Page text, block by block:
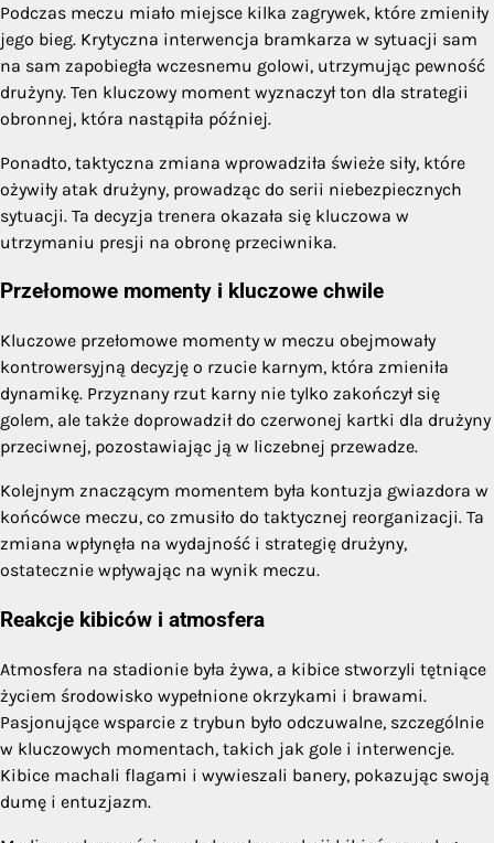
Podczas meczu miało miejsce kilka zagrywek, które zmieniły
jego bieg. Krytyczna interwencja bramkarza w sytuacji sam
na sam zapobiegła wczesnemu golowi, utrzymując pewność
drużyny. Ten kluczowy moment wyznaczył ton dla strategii
obronnej, która nastąpiła później.
Ponadto, taktyczna zmiana wprowadziła świeże siły, które
ożywiły atak drużyny, prowadząc do serii niebezpiecznych
sytuacji. Ta decyzja trenera okazała się kluczowa w
utrzymaniu presji na obronę przeciwnika.
Przełomowe momenty i kluczowe chwile
Kluczowe przełomowe momenty w meczu obejmowały
kontrowersyjną decyzję o rzucie karnym, która zmieniła
dynamikę. Przyznany rzut karny nie tylko zakończył się
golem, ale także doprowadził do czerwonej kartki dla drużyny
przeciwnej, pozostawiając ją w liczebnej przewadze.
Kolejnym znaczącym momentem była kontuzja gwiazdora w
końcówce meczu, co zmusiło do taktycznej reorganizacji. Ta
zmiana wpłynęła na wydajność i strategię drużyny,
ostatecznie wpływając na wynik meczu.
Reakcje kibiców i atmosfera
Atmosfera na stadionie była żywa, a kibice stworzyli tętniące
życiem środowisko wypełnione okrzykami i brawami.
Pasjonujące wsparcie z trybun było odczuwalne, szczególnie
w kluczowych momentach, takich jak gole i interwencje.
Kibice machali flagami i wywieszali banery, pokazując swoją
dumę i entuzjazm.